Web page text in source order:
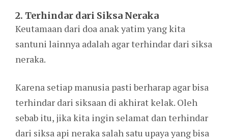
2. Terhindar dari Siksa Neraka
Keutamaan dari doa anak yatim yang kita
santuni lainnya adalah agar terhindar dari siksa
neraka.
Karena setiap manusia pasti berharap agar bisa
terhindar dari siksaan di akhirat kelak. Oleh
sebab itu, jika kita ingin selamat dan terhindar
dari siksa api neraka salah satu upaya yang bisa